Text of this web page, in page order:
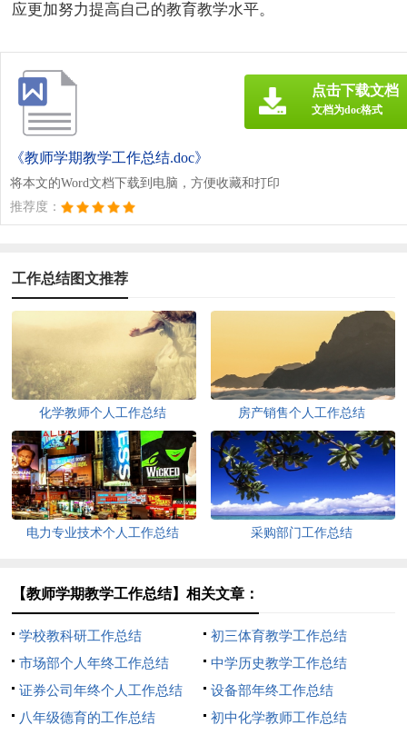
应更加努力提高自己的教育教学水平。
《教师学期教学工作总结.doc》
将本文的Word文档下载到电脑，方便收藏和打印
推荐度：
点击下载文档
文档为doc格式
工作总结图文推荐
化学教师个人工作总结 房产销售个人工作总结
电力专业技术个人工作总结 采购部门工作总结
【教师学期教学工作总结】相关文章：
学校教科研工作总结
初三体育教学工作总结
市场部个人年终工作总结
中学历史教学工作总结
证券公司年终个人工作总结
设备部年终工作总结
八年级德育的工作总结
初中化学教师工作总结